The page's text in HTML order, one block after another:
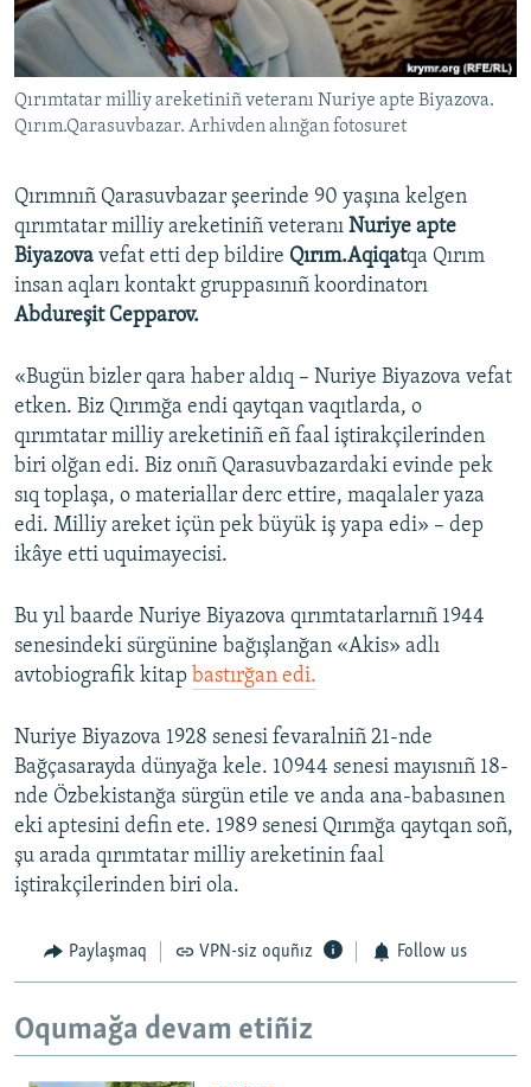
Русский
Українською
RFE/RS bütün saytları
Qırımtatar milliy areketiniñ veteranı Nuriye apte Biyazova.
Qırım.Qarasuvbazar. Arhivden alınğan fotosuret
Qırımnıñ Qarasuvbazar şeerinde 90 yaşına kelgen
qırımtatar milliy areketiniñ veteranı Nuriye apte
Biyazova vefat etti dep bildire Qırım.Aqiqatqa Qırım
insan aqları kontakt gruppasınıñ koordinatorı
Abdureşit Cepparov.
«Bugün bizler qara haber aldıq – Nuriye Biyazova vefat
etken. Biz Qırımğa endi qaytqan vaqıtlarda, o
qırımtatar milliy areketiniñ eñ faal iştirakçilerinden
biri olğan edi. Biz onıñ Qarasuvbazardaki evinde pek
sıq toplaşa, o materiallar derc ettire, maqalaler yaza
edi. Milliy areket içün pek büyük iş yapa edi» – dep
ikâye etti uquimayecisi.
Bu yıl baarde Nuriye Biyazova qırımtatarlarnıñ 1944
senesindeki sürgünine bağışlanğan «Akis» adlı
avtobiografik kitap bastırğan edi.
Nuriye Biyazova 1928 senesi fevaralniñ 21-nde
Bağçasarayda dünyağa kele. 10944 senesi mayısnıñ 18-
nde Özbekistanğa sürgün etile ve anda ana-babasınen
eki aptesini defin ete. 1989 senesi Qırımğa qaytqan soñ,
şu arada qırımtatar milliy areketinin faal
iştirakçilerinden biri ola.
Paylaşmaq VPN-siz oquñız Follow us
Oqumağa devam etiñiz